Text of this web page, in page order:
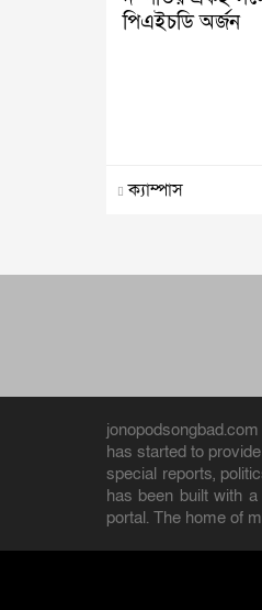
পিএইচডি অর্জন
ক্যাম্পাস
has started to
special reports,
has been built with
portal. The home of